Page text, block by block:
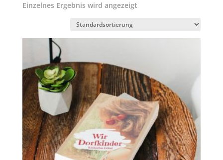
Einzelnes Ergebnis wird angezeigt